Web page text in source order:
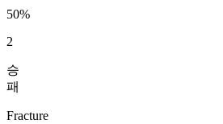
50%
2
승
패
Fracture